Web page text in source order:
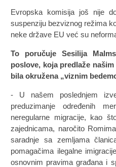
Evropska komisija još nije
suspenziju bezviznog režima
neke države EU već su
To poručuje Sesilija
poslove, koja predlaže
bila okružena „viznim
- U našem poslednjem
preduzimanje određenih
neregularne migracije, kao
zajednicama, naročito
saradnje sa zemljama
pomagačima ilegalne
osnovnim pravima građana i